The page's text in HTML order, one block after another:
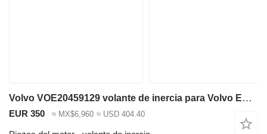
Volvo VOE20459129 volante de inercia para Volvo EW160B excavadora
EUR 350 ≈ MX$6,960 ≈ USD 404.40